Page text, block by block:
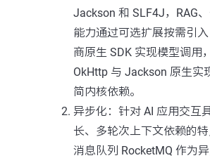
Jackson 和 SLF4J，RAG
能力通过可选扩展按需引
商原生 SDK 实现模型调用
OkHttp 与 Jackson 原生实
简内核依赖。
异步化：针对 AI 应用交互
长、多轮次上下文依赖的
消息队列 RocketMQ 作为